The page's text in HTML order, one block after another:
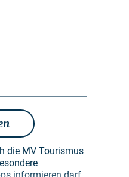
die MV Tourismus